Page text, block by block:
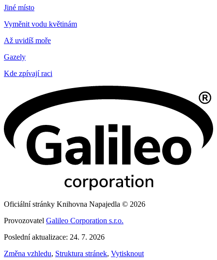
Jiné místo
Vyměnit vodu květinám
Až uvidíš moře
Gazely
Kde zpívají raci
Oficiální stránky Knihovna Napajedla © 2026
Provozovatel Galileo Corporation s.r.o.
Poslední aktualizace: 24. 7. 2026
Změna vzhledu, Struktura stránek, Vytisknout